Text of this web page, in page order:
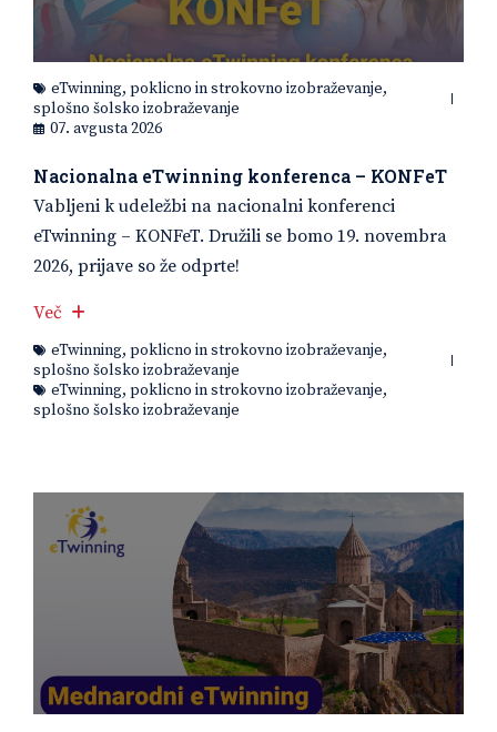
eTwinning, poklicno in strokovno izobraževanje,
splošno šolsko izobraževanje
07. avgusta 2026
Nacionalna eTwinning konferenca – KONFeT
Vabljeni k udeležbi na nacionalni konferenci
eTwinning – KONFeT. Družili se bomo 19. novembra
2026, prijave so že odprte!
Več
eTwinning, poklicno in strokovno izobraževanje,
splošno šolsko izobraževanje
eTwinning, poklicno in strokovno izobraževanje,
splošno šolsko izobraževanje